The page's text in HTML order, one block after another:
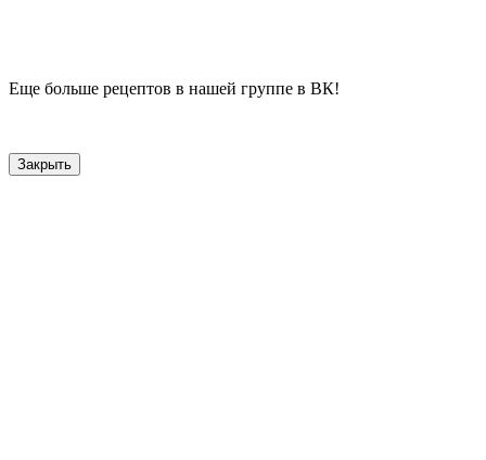
Еще больше рецептов в нашей группе в ВК!
Закрыть